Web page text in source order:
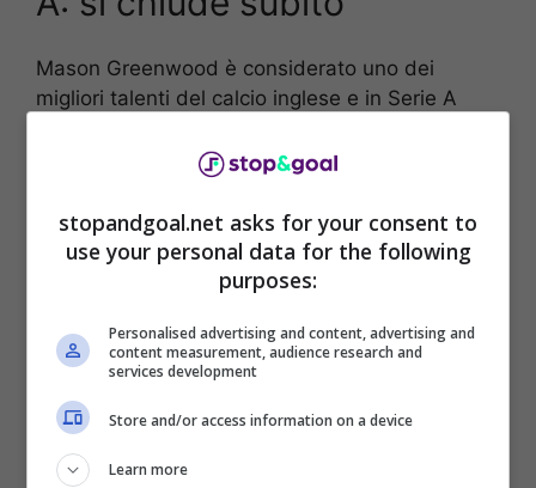
Mason Greenwood è considerato uno dei
migliori talenti del calcio inglese e in Serie A
condizione e non giochi da diverso tempo. Il
e lo hacomunicato in una nota ufficialepoche
settimane fa.
stopandgoal.net asks for your consent to
use your personal data for the following
purposes:
Personalised advertising and content, advertising and
content measurement, audience research and
services development
Store and/or access information on a device
Learn more